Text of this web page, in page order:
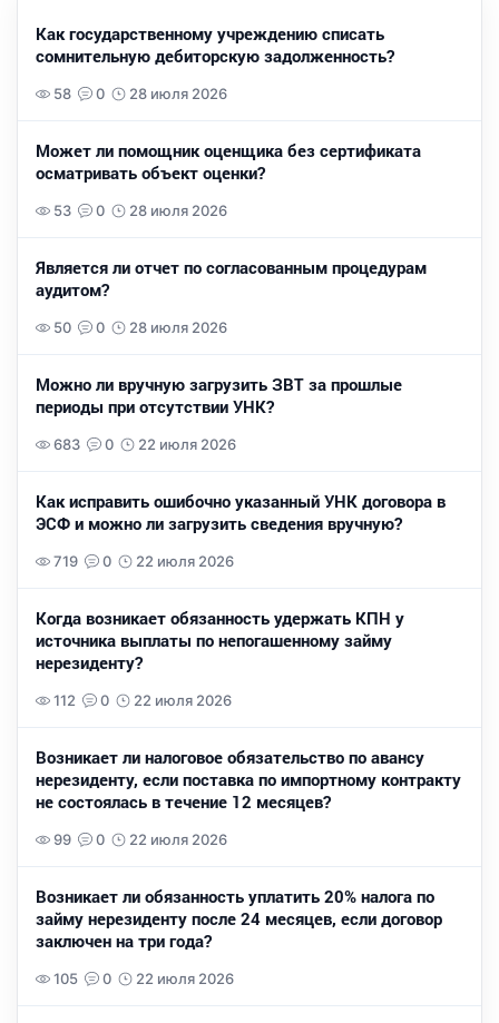
Как государственному учреждению списать
сомнительную дебиторскую задолженность?
58 0 28 июля 2026
Может ли помощник оценщика без сертификата
осматривать объект оценки?
53 0 28 июля 2026
Является ли отчет по согласованным процедурам
аудитом?
50 0 28 июля 2026
Можно ли вручную загрузить ЗВТ за прошлые
периоды при отсутствии УНК?
683 0 22 июля 2026
Как исправить ошибочно указанный УНК договора в
ЭСФ и можно ли загрузить сведения вручную?
719 0 22 июля 2026
Когда возникает обязанность удержать КПН у
источника выплаты по непогашенному займу
нерезиденту?
112 0 22 июля 2026
Возникает ли налоговое обязательство по авансу
нерезиденту, если поставка по импортному контракту
не состоялась в течение 12 месяцев?
99 0 22 июля 2026
Возникает ли обязанность уплатить 20% налога по
займу нерезиденту после 24 месяцев, если договор
заключен на три года?
105 0 22 июля 2026